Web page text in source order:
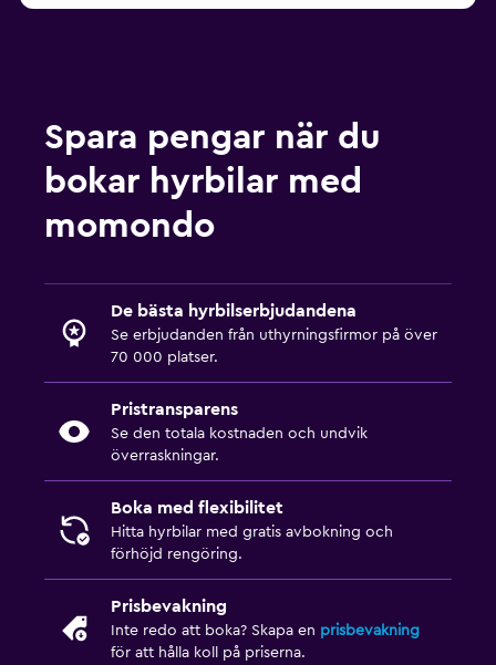
Spara pengar när du
bokar hyrbilar med
momondo
De bästa hyrbilserbjudandena
Se erbjudanden från uthyrningsfirmor på över
70 000 platser.
Pristransparens
Se den totala kostnaden och undvik
överraskningar.
Boka med flexibilitet
Hitta hyrbilar med gratis avbokning och
förhöjd rengöring.
Prisbevakning
Inte redo att boka? Skapa en prisbevakning
för att hålla koll på priserna.